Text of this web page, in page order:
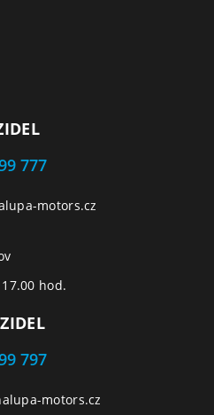
777
motors.cz
hod.
797
motors.cz